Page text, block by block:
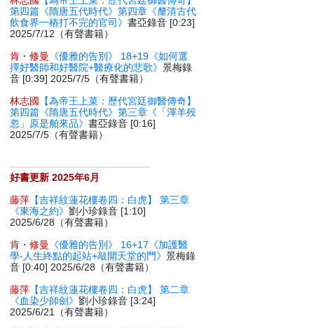
第四篇《隋唐五代時代》第四章《釐清古代
飲食界一樁打不完的官司》書亞錄音 [0:23]
2025/7/12（有聲書籍）
肯・修曼
《優雅的告別》 18+19《如何選
擇好醫師和好醫院+醫療化的悲歌》景梅錄
音 [0:39] 2025/7/5（有聲書籍）
林志國
【為帝王上菜：歷代宮廷御醫傳奇】
第四篇《隋唐五代時代》第三章《「渾羊殁
忽」原是舶來品》書亞錄音 [0:16]
2025/7/5（有聲書籍）
好書更新 2025年6月
藤萍 【吉祥紋蓮花樓卷四：白虎】 第三章
《東海之約》劉小珍錄音 [1:10]
2025/6/28（有聲書籍）
肯・修曼
《優雅的告別》 16+17《加護醫
學-人生終點的起站+敲開天堂的門》景梅錄
音 [0:40] 2025/6/28（有聲書籍）
藤萍 【吉祥紋蓮花樓卷四：白虎】 第二章
《血染少師劍》劉小珍錄音 [3:24]
2025/6/21（有聲書籍）